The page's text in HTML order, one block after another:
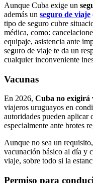
Aunque Cuba exige un
además un seguro de viaje
tipo de seguro cubre
médica, como:
equipaje, asistencia ante
seguro de viaje te da un
cualquier inconveniente
Vacunas
En 2026, Cuba no exigirá
viajeros uruguayos en
autoridades pueden aplicar
especialmente ante brotes
Aunque no sea un
vacunación básico al día y
viaje, sobre todo si la
Permiso para